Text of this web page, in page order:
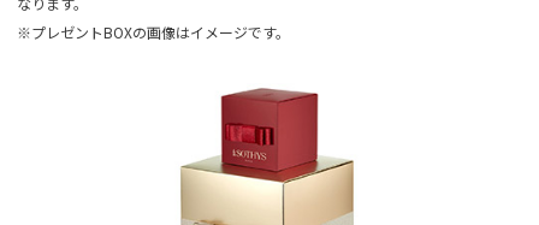
※プレゼントBOXの画像はイメージです。